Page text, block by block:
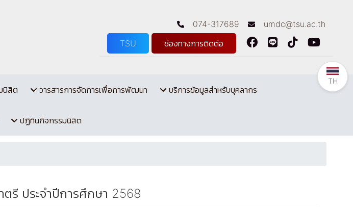
074-317689
umdc@tsu.ac.th
TSU
ช่องทางการติดต่อ
นิสิต วารสารการจัดการเพื่อการพัฒนา บริการข้อมูลสำหรับบุคลากร
ปฏิทินกิจกรรมนิสิต
รี ประจำปีการศึกษา 2568
TH